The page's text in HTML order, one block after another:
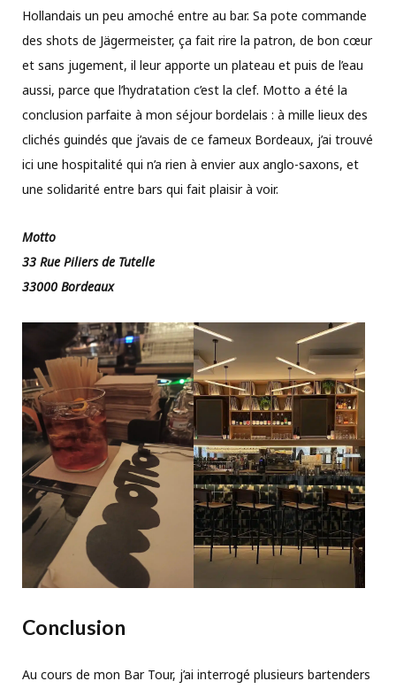
Hollandais un peu amoché entre au bar. Sa pote commande
des shots de Jägermeister, ça fait rire la patron, de bon cœur
et sans jugement, il leur apporte un plateau et puis de l’eau
aussi, parce que l’hydratation c’est la clef. Motto a été la
conclusion parfaite à mon séjour bordelais : à mille lieux des
clichés guindés que j’avais de ce fameux Bordeaux, j’ai trouvé
ici une hospitalité qui n’a rien à envier aux anglo-saxons, et
une solidarité entre bars qui fait plaisir à voir.
Motto
33 Rue Piliers de Tutelle
33000 Bordeaux
Conclusion
Au cours de mon Bar Tour, j’ai interrogé plusieurs bartenders